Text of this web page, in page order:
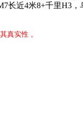
长近4米8+千里H3，
真实性 。